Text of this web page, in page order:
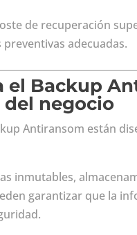
de recuperación
adecuadas.
el Backup
negocio
Antiransom están
inmutables,
garantizar que la